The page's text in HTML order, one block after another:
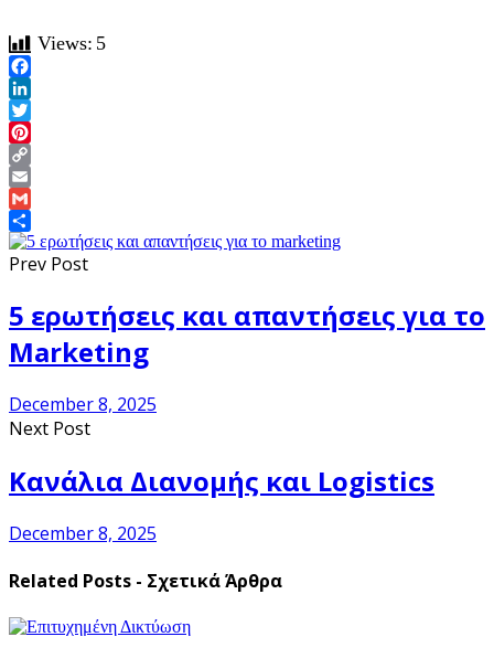
Views: 5
Facebook
LinkedIn
Twitter
Pinterest
Copy
Link
Email
Gmail
Share
Prev Post
5 ερωτήσεις και απαντήσεις για το
Marketing
December 8, 2025
Next Post
Κανάλια Διανομής και Logistics
December 8, 2025
Related Posts - Σχετικά Άρθρα